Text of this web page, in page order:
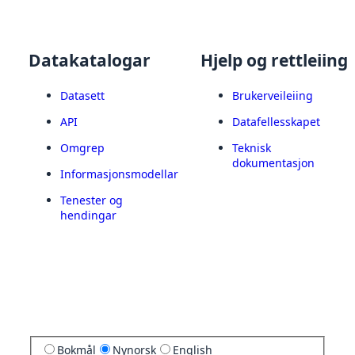
Datakatalogar
Datasett
API
Omgrep
Informasjonsmodellar
Tenester og
hendingar
Hjelp og rettleiing
Brukerveileiing
Datafellesskapet
Teknisk
dokumentasjon
Bokmål Nynorsk English